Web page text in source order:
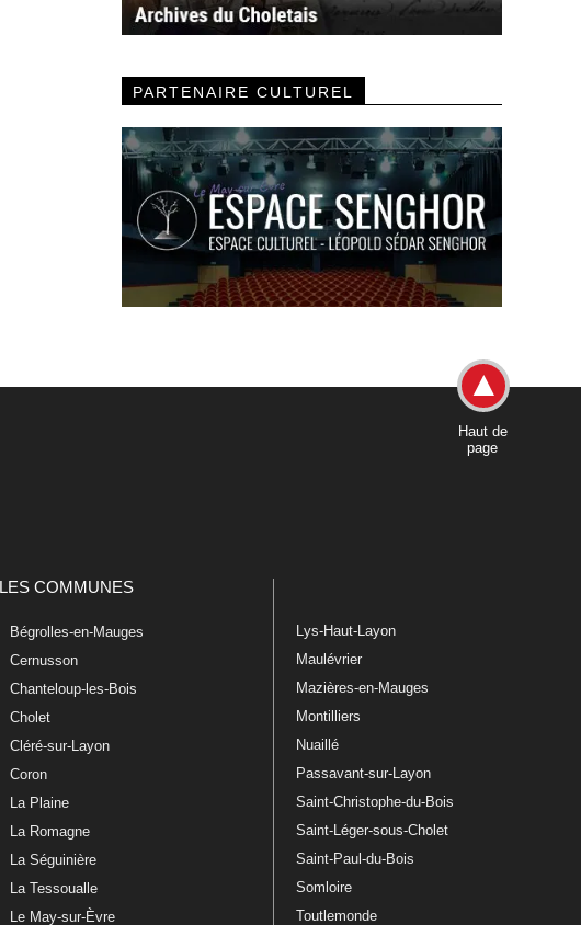
PARTENAIRE CULTUREL
Haut de
page
LES COMMUNES
Bégrolles-en-Mauges
Cernusson
Chanteloup-les-Bois
Cholet
Cléré-sur-Layon
Coron
La Plaine
La Romagne
La Séguinière
La Tessoualle
Le May-sur-Èvre
Lys-Haut-Layon
Maulévrier
Mazières-en-Mauges
Montilliers
Nuaillé
Passavant-sur-Layon
Saint-Christophe-du-Bois
Saint-Léger-sous-Cholet
Saint-Paul-du-Bois
Somloire
Toutlemonde